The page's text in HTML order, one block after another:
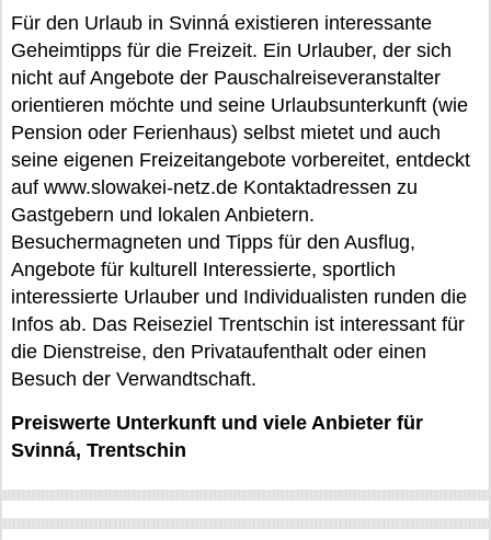
Für den Urlaub in Svinná existieren interessante
Geheimtipps für die Freizeit. Ein Urlauber, der sich
nicht auf Angebote der Pauschalreiseveranstalter
orientieren möchte und seine Urlaubsunterkunft (wie
Pension oder Ferienhaus) selbst mietet und auch
seine eigenen Freizeitangebote vorbereitet, entdeckt
auf www.slowakei-netz.de Kontaktadressen zu
Gastgebern und lokalen Anbietern.
Besuchermagneten und Tipps für den Ausflug,
Angebote für kulturell Interessierte, sportlich
interessierte Urlauber und Individualisten runden die
Infos ab. Das Reiseziel Trentschin ist interessant für
die Dienstreise, den Privataufenthalt oder einen
Besuch der Verwandtschaft.
Preiswerte Unterkunft und viele Anbieter für
Svinná, Trentschin